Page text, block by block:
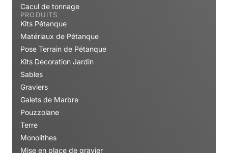
Cacul de tonnage
PRODUITS
Kits Pétanque
Matériaux de Pétanque
Pose Terrain de Pétanque
Kits Décoration Jardin
Sables
Graviers
Galets de Marbre
Pouzzolane
Terre
Monolithes
Mise en place de gravier